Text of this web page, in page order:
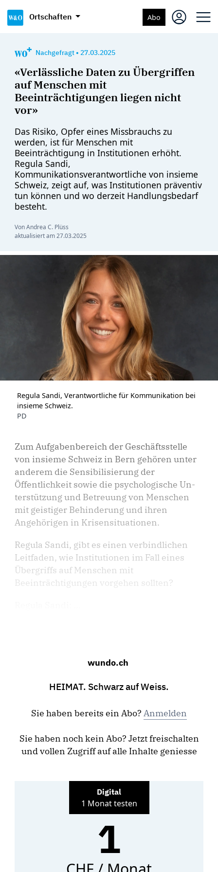
Ortschaften Abo
Nachgefragt • 27.03.2025
«Verlässliche Daten zu Übergriffen
auf Menschen mit
Beeinträchtigungen liegen nicht
vor»
Das Risiko, Opfer eines Missbrauchs zu
werden, ist für Menschen mit
Beeinträchtigung in Institutionen erhöht.
Regula Sandi,
Kommunikationsverantwortliche von insieme
Schweiz, zeigt auf, was Institutionen präventiv
tun können und wo derzeit Handlungsbedarf
besteht.
Von Andrea C. Plüss
aktualisiert am27.03.2025
Regula Sandi, Verantwortliche für Kommunikation bei
insieme Schweiz.
PD
Zum Aufgabenbereich der Geschäftsstelle
von insieme Schweiz in Bern gehören unter
anderem die Sensibilisierung der
Öffentlichkeit sowie die psychologische Un­
terstützung und Betreuung von Menschen
mit geistiger Behinderung und ihren
Angehörigen in Krisensituationen.
Regula Sandi, gibt es einen verbindlichen
Leitfaden, wie Institutionen im Fall eines
Übergriffs auf Menschen mit
Beeinträchtigungen vorgehen sollten?
wundo.ch
HEIMAT. Schwarz auf Weiss.
Sie haben bereits ein Abo? Anmelden
Sie haben noch kein Abo? Jetzt freischalten
und vollen Zugriff auf alle Inhalte geniesse
Digital
1 Monat testen
1